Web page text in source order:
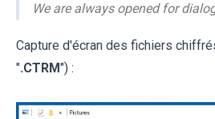
Wе аrе аlwауs оpеnеd fоr
Capture d'écran des fichiers
".CTRM") :